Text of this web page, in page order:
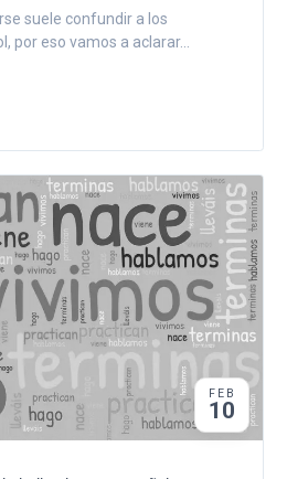
suele confundir a los
por eso vamos a aclarar...
FEB
10